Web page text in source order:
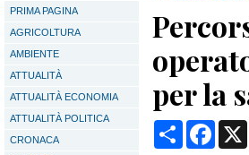
PRIMA PAGINA
AGRICOLTURA
AMBIENTE
ATTUALITÀ
ATTUALITÀ ECONOMIA
ATTUALITÀ POLITICA
CRONACA
per la
Condividi